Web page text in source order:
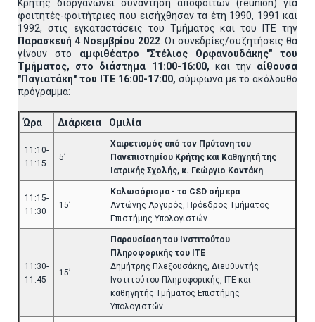
Κρήτης διοργανώνει συνάντηση αποφοίτων (reunion) για
φοιτητές-φοιτήτριες που εισήχθησαν τα έτη 1990, 1991 και
1992, στις εγκαταστάσεις του Τμήματος και του ΙΤΕ την
Παρασκευή 4 Νοεμβρίου 2022. Οι συνεδρίες/συζητήσεις θα
γίνουν στο αμφιθέατρο "Στέλιος Ορφανουδάκης" του
Τμήματος, στο διάστημα 11:00-16:00, και την αίθουσα
"Παγιατάκη" του ΙΤΕ 16:00-17:00, σύμφωνα με το ακόλουθο
πρόγραμμα:
Ώρα Διάρκεια Ομιλία
11:10-
11:15
5’
Χαιρετισμός από τον Πρύτανη του
Πανεπιστημίου Κρήτης και Καθηγητή της
Ιατρικής Σχολής, κ. Γεώργιο Κοντάκη
11:15-
11:30
15’
Καλωσόρισμα - το CSD σήμερα
Αντώνης Αργυρός, Πρόεδρος Τμήματος
Επιστήμης Υπολογιστών
11:30-
11:45
15’
Παρουσίαση του Ινστιτούτου
Πληροφορικής του ΙΤΕ
Δημήτρης Πλεξουσάκης, Διευθυντής
Ινστιτούτου Πληροφορικής, ΙΤΕ και
καθηγητής Τμήματος Επιστήμης
Υπολογιστών